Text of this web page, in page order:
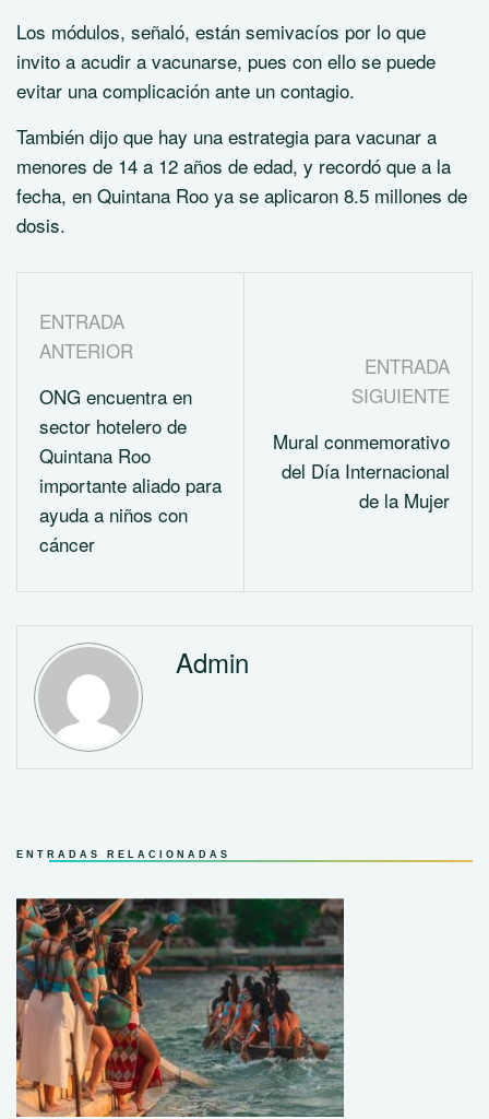
Los módulos, señaló, están semivacíos por lo que
invito a acudir a vacunarse, pues con ello se puede
evitar una complicación ante un contagio.
También dijo que hay una estrategia para vacunar a
menores de 14 a 12 años de edad, y recordó que a la
fecha, en Quintana Roo ya se aplicaron 8.5 millones de
dosis.
ENTRADA
ANTERIOR
ONG encuentra en
sector hotelero de
Quintana Roo
importante aliado para
ayuda a niños con
cáncer
ENTRADA
SIGUIENTE
Mural conmemorativo
del Día Internacional
de la Mujer
Admin
ENTRADAS RELACIONADAS